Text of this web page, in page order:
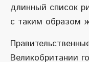
длинный список
с таким образом
Великобритании